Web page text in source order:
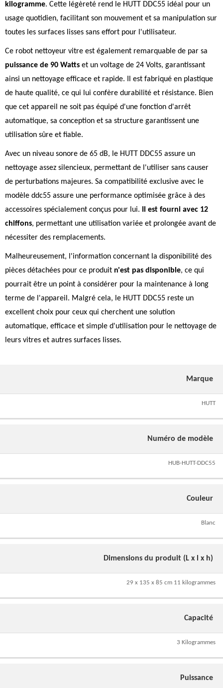
kilogramme. Cette légèreté rend le HUTT DDC55 idéal pour un
usage quotidien, facilitant son mouvement et sa manipulation sur
toutes les surfaces lisses sans effort pour l'utilisateur.
Ce robot nettoyeur vitre est également remarquable de par sa
puissance de 90 Watts et un voltage de 24 Volts, garantissant
ainsi un nettoyage efficace et rapide. Il est fabriqué en plastique
de haute qualité, ce qui lui confère durabilité et résistance. Bien
que cet appareil ne soit pas équipé d'une fonction d'arrêt
automatique, sa conception et sa structure garantissent une
utilisation sûre et fiable.
Avec un niveau sonore de 65 dB, le HUTT DDC55 assure un
nettoyage assez silencieux, permettant de l'utiliser sans causer
de perturbations majeures. Sa compatibilité exclusive avec le
modèle ddc55 assure une performance optimisée grâce à des
accessoires spécialement conçus pour lui.
Il est fourni avec 12
chiffons, permettant une utilisation variée et prolongée avant de
nécessiter des remplacements.
Malheureusement, l'information concernant la disponibilité des
pièces détachées pour ce produit n'est pas disponible, ce qui
pourrait être un point à considérer pour la maintenance à long
terme de l'appareil. Malgré cela, le HUTT DDC55 reste un
excellent choix pour ceux qui cherchent une solution
automatique, efficace et simple d'utilisation pour le nettoyage de
leurs vitres et autres surfaces lisses.
Marque
HUTT
Numéro de modèle
HUB-HUTT-DDC55
Couleur
Blanc
Dimensions du produit (L x l x h)
29 x 135 x 85 cm 11 kilogrammes
Capacité
3 Kilogrammes
Puissance